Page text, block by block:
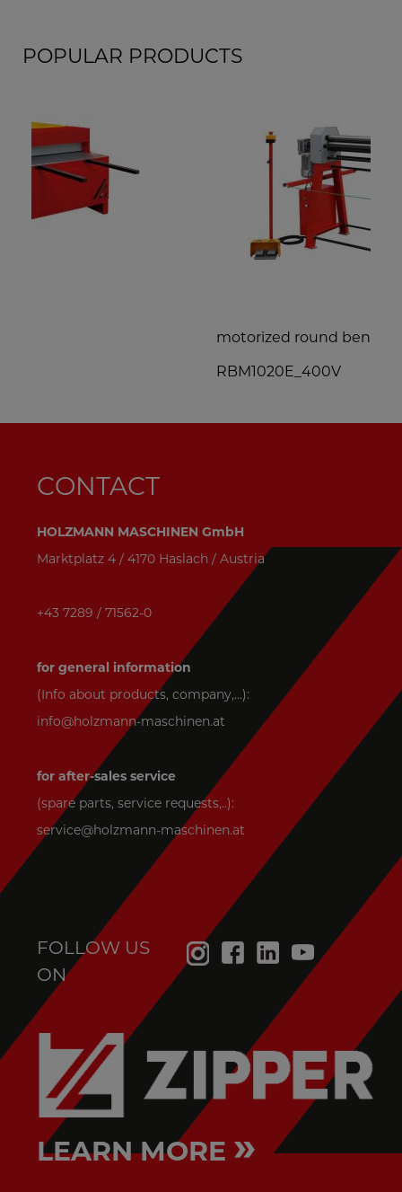
POPULAR PRODUCTS
motorized round bending machine
CONTACT
HOLZMANN MASCHINEN GmbH
Marktplatz 4 / 4170 Haslach / Austria
+43 7289 / 71562-0
for general information
(Info about products, company,...):
info@holzmann-maschinen.at
for after-sales service
(spare parts, service requests,..):
service@holzmann-maschinen.at
FOLLOW US
ON
LEARN MORE »